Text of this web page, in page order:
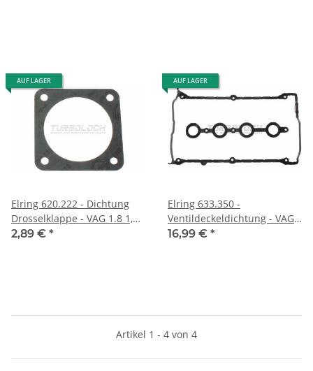
AUF LAGER
Elring 620.222 - Dichtung
Drosselklappe - VAG 1.8 1,8T
2.0 20V
2,89 € *
AUF LAGER
Elring 633.350 -
Ventildeckeldichtung - VAG
Audi Seat Skoda VW 1.8 1.8T
16,99 € *
Artikel 1 - 4 von 4